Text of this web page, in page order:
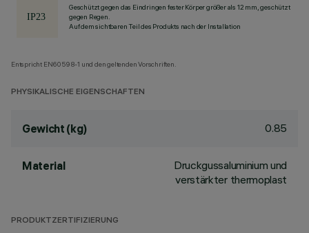
Geschützt gegen das Eindringen fester Körper größer als 12 mm, geschützt
gegen Regen.
Auf dem sichtbaren Teil des Produkts nach der Installation
Entspricht EN60598-1 und den geltenden Vorschriften.
PHYSIKALISCHE EIGENSCHAFTEN
Gewicht (kg) 0.85
Material
Druckgussaluminium und
verstärkter thermoplast
PRODUKTZERTIFIZIERUNG